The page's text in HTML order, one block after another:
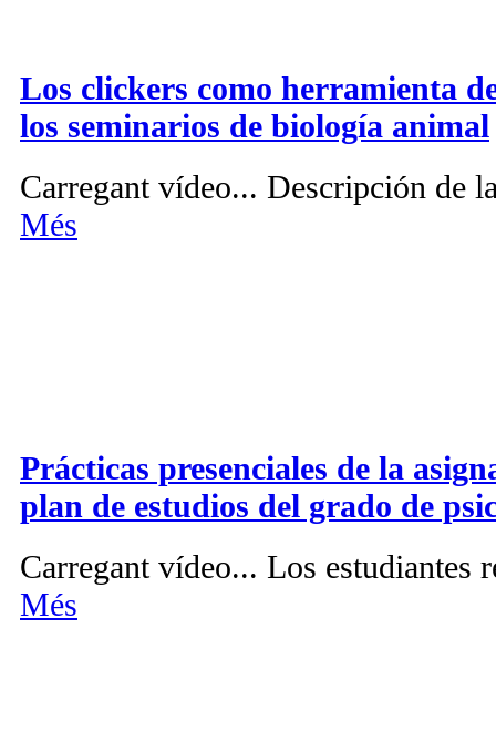
Los clickers como herramienta
los seminarios de biología animal
Carregant vídeo... Descripción de
Més
Prácticas presenciales de la
plan de estudios del grado de
Carregant vídeo... Los estudiantes
Més